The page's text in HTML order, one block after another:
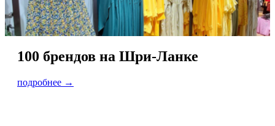
100 брендов на Шри-Ланке
подробнее →